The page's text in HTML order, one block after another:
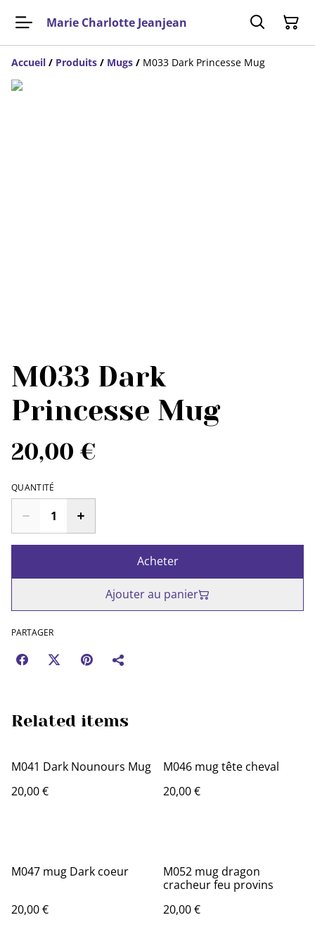
Marie Charlotte Jeanjean
Accueil / Produits / Mugs / M033 Dark Princesse Mug
M033 Dark
Princesse Mug
20,00 €
QUANTITÉ
Acheter
Ajouter au panier
PARTAGER
Related items
M041 Dark Nounours Mug
20,00 €
M046 mug tête cheval
20,00 €
M047 mug Dark coeur
20,00 €
M052 mug dragon
cracheur feu provins
20,00 €